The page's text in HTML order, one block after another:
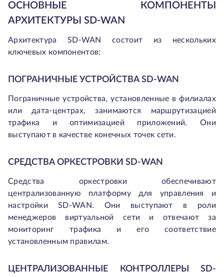
ОСНОВНЫЕ КОМПОНЕНТЫ
АРХИТЕКТУРЫ SD-WAN
Архитектура SD-WAN состоит из нескольких
ключевых компонентов:
ПОГРАНИЧНЫЕ УСТРОЙСТВА SD-WAN
Пограничные устройства, установленные в филиалах
или дата-центрах, занимаются маршрутизацией
трафика и оптимизацией приложений. Они
выступают в качестве конечных точек сети.
СРЕДСТВА ОРКЕСТРОВКИ SD-WAN
Средства оркестровки обеспечивают
централизованную платформу для управления и
настройки SD-WAN. Они выступают в роли
менеджеров виртуальной сети и отвечают за
мониторинг трафика и его соответствие
установленным правилам.
ЦЕНТРАЛИЗОВАННЫЕ КОНТРОЛЛЕРЫ SD-